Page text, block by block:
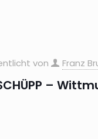
von Franz
–